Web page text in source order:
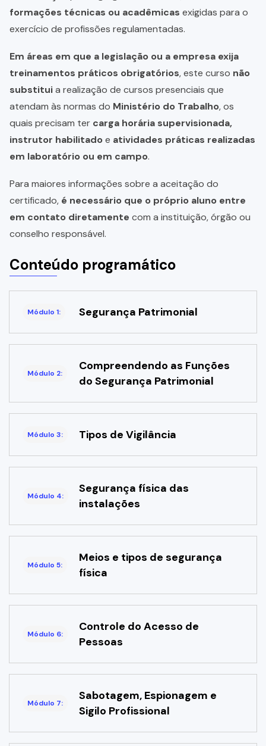
formações técnicas ou acadêmicas exigidas para o
exercício de profissões regulamentadas.
Em áreas em que a legislação ou a empresa exija
treinamentos práticos obrigatórios, este curso não
substituia realização de cursos presenciais que
atendam às normas do Ministério do Trabalho, os
quais precisam ter carga horária supervisionada,
instrutor habilitadoe atividades práticas realizadas
em laboratório ou em campo.
Para maiores informações sobre a aceitação do
certificado, é necessário que o próprio aluno entre
em contato diretamente com a instituição, órgão ou
conselho responsável.
Conteúdo programático
Módulo 1: Segurança Patrimonial
Módulo 2:
Compreendendo as Funções
do Segurança Patrimonial
Módulo 3: Tipos de Vigilância
Módulo 4:
Segurança física das
instalações
Módulo 5:
Meios e tipos de segurança
física
Módulo 6:
Controle do Acesso de
Pessoas
Módulo 7:
Sabotagem, Espionagem e
Sigilo Profissional